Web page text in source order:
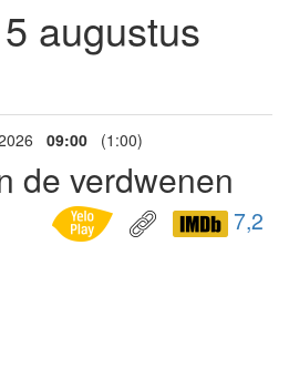
augustus
09:00 (1:00)
de verdwenen
7,2